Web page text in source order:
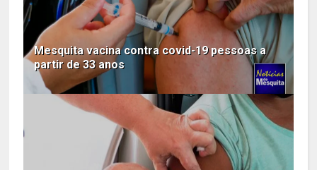
Mesquita vacina contra covid-19 pessoas a
partir de 33 anos